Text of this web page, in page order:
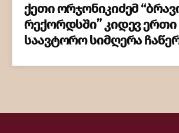
ქეთი ორჯონიკიძემ
რექორდსში” კიდევ ერთი
საავტორო სიმღერა